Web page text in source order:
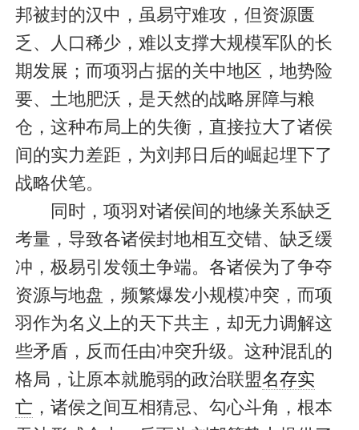
邦被封的汉中，虽易守难攻，但资源匮
乏、人口稀少，难以支撑大规模军队的长
期发展；而项羽占据的关中地区，地势险
要、土地肥沃，是天然的战略屏障与粮
仓，这种布局上的失衡，直接拉大了诸侯
间的实力差距，为刘邦日后的崛起埋下了
战略伏笔。
同时，项羽对诸侯间的地缘关系缺乏
考量，导致各诸侯封地相互交错、缺乏缓
冲，极易引发领土争端。各诸侯为了争夺
资源与地盘，频繁爆发小规模冲突，而项
羽作为名义上的天下共主，却无力调解这
些矛盾，反而任由冲突升级。这种混乱的
格局，让原本就脆弱的政治联盟名存实
亡 ，诸侯之间互相猜忌、勾心斗角，根本